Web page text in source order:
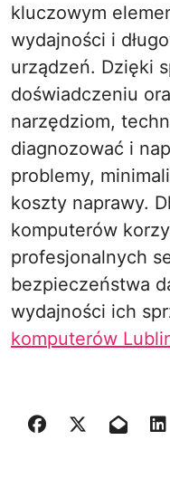
kluczowym
wydajności i
urządzeń. Dzięki
doświadczeniu
narzędziom,
diagnozować i
problemy,
koszty naprawy.
komputerów
profesjonalnych
bezpieczeństwa
wydajności ich
komputerów